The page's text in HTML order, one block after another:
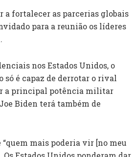
a fortalecer as parcerias globais
para a reunião os líderes
nos Estados Unidos, o
só é capaz de derrotar o rival
a principal potência militar
Biden terá também de
“quem mais poderia vir [no meu